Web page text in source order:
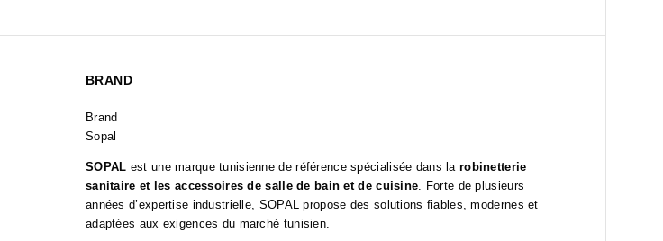
BRAND
Brand
Sopal
SOPAL est une marque tunisienne de référence spécialisée dans larobinetterie
sanitaire et les accessoires de salle de bain et de cuisine. Forte de plusieurs
années d’expertise industrielle, SOPAL propose des solutions fiables, modernes et
adaptées aux exigences du marché tunisien.